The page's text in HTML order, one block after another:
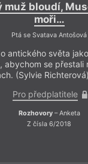
muž bloudí,
moři…
Ptá se Svatava Antošová
antického světa
abychom se přestali
(Sylvie Richterová)
Pro předplatitele
Rozhovory– Anketa
Z čísla 6/2018